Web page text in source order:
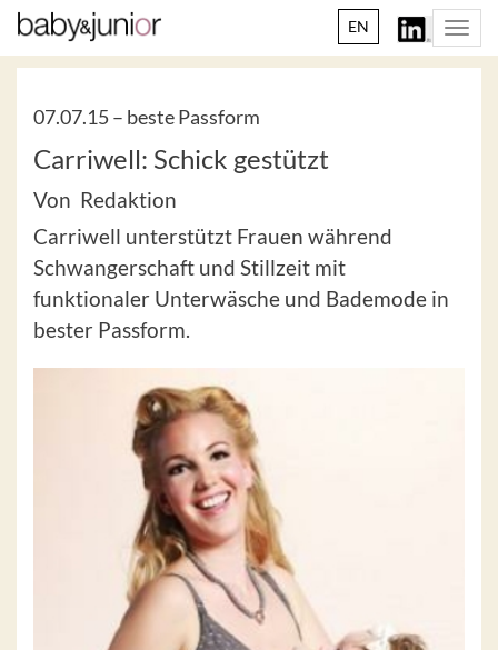
EN
07.07.15 – beste Passform
Carriwell: Schick gestützt
Von Redaktion
Carriwell unterstützt Frauen während
Schwangerschaft und Stillzeit mit
funktionaler Unterwäsche und Bademode in
bester Passform.